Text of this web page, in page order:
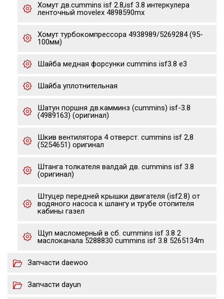
Хомут дв.cummins isf 2.8,isf 3.8 интеркулера
ленточный movelex 4898590mx
Хомут турбокомпрессора 4938989/5269284 (95-
100мм)
Шайба медная форсунки cummins isf3.8 e3
Шайба уплотнительная
Шатун поршня дв.камминз (cummins) isf-3.8
(4989163) (оригинал)
Шкив вентилятора 4 отверст. cummins isf 2,8
(5254651) оригинал
Штанга толкателя валдай дв. cummins isf 3.8
(оригинал)
Штуцер передней крышки двигателя (isf2.8) от
водяного насоса к шлангу и трубе отопителя
кабины газел
Щуп масломерный в сб. cummins isf 3.8 2
маслоканала 5288830 cummins isf 3.8 5265134m
Запчасти daewoo
Запчасти dayun